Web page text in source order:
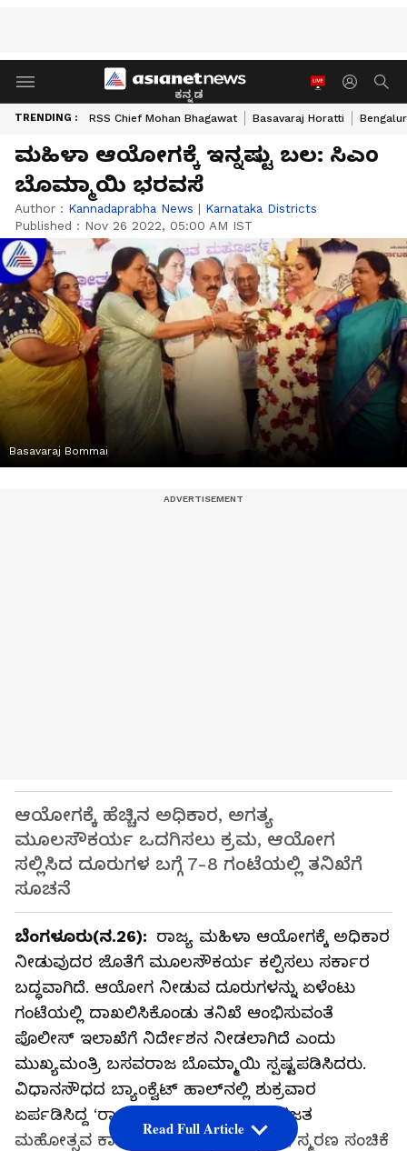
ಕನ್ನಡ
TRENDING : RSS Chief Mohan Bhagawat Basavaraj Horatti
ಮಹಿಳಾ ಆಯೋಗಕ್ಕೆ ಇನ್ನಷ್ಟು ಬಲ: ಸಿಎಂ
ಬೊಮ್ಮಾಯಿ ಭರವಸೆ
Author : Kannadaprabha News | Karnataka Districts
Published : Nov 26 2022, 05:00 AM IST
Basavaraj Bommai
ಆಯೋಗಕ್ಕೆ ಹೆಚ್ಚಿನ ಅಧಿಕಾರ, ಅಗತ್ಯ
ಮೂಲಸೌಕರ್ಯ ಒದಗಿಸಲು ಕ್ರಮ, ಆಯೋಗ
ಸಲ್ಲಿಸಿದ ದೂರುಗಳ ಬಗ್ಗೆ 7-8 ಗಂಟೆಯಲ್ಲಿ ತನಿಖೆಗೆ
ಸೂಚನೆ
ಬೆಂಗಳೂರು(ನ.26): ರಾಜ್ಯ ಮಹಿಳಾ ಆಯೋಗಕ್ಕೆ ಅಧಿಕಾರ
ನೀಡುವುದರ ಜೊತೆಗೆ ಮೂಲಸೌಕರ್ಯ ಕಲ್ಪಿಸಲು ಸರ್ಕಾರ
ಬದ್ಧವಾಗಿದೆ. ಆಯೋಗ ನೀಡುವ ದೂರುಗಳನ್ನು ಏಳೆಂಟು
ಗಂಟೆಯಲ್ಲಿ ದಾಖಲಿಸಿಕೊಂಡು ತನಿಖೆ ಆಂಭಿಸುವಂತೆ
ಪೊಲೀಸ್‌ ಇಲಾಖೆಗೆ ನಿರ್ದೇಶನ ನೀಡಲಾಗಿದೆ ಎಂದು
ಮುಖ್ಯಮಂತ್ರಿ ಬಸವರಾಜ ಬೊಮ್ಮಾಯಿ ಸ್ಪಷ್ಟಪಡಿಸಿದರು.
ವಿಧಾನಸೌಧದ ಬ್ಯಾಂಕ್ವೆಟ್‌ ಹಾಲ್‌ನಲ್ಲಿ ಶುಕ್ರವಾರ
ಏರ್ಪಡಿಸಿದ್ದ ‘ರಾಜ್ಯ ಮಹಿಳಾ ಆಯೋಗ’ದ ರಜತ
ಮಹೋತ್ಸವ ಕಾರ್ಯಕ್ರಮವನ್ನು ಉದ್ಘಾಟಿಸಿ, ಸ್ಮರಣ ಸಂಚಿಕೆ
Read Full Article